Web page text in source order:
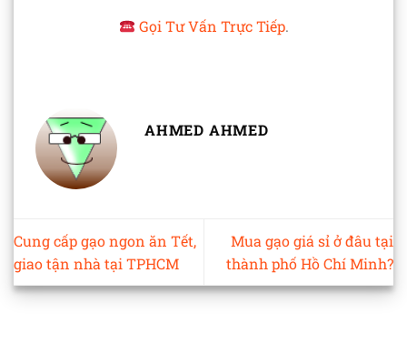
Gọi Tư Vấn Trực Tiếp.
AHMED AHMED
Cung cấp gạo ngon ăn Tết,
giao tận nhà tại TPHCM
Mua gạo giá sỉ ở đâu tại
thành phố Hồ Chí Minh?